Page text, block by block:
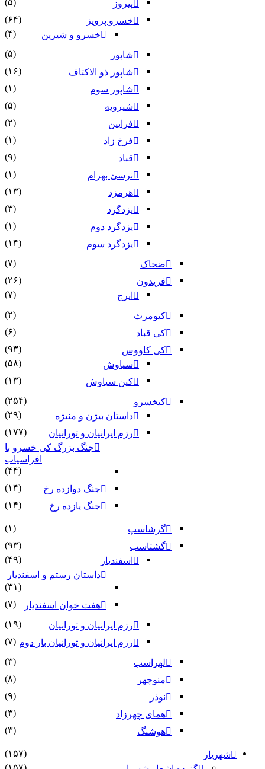
پیروز
خسرو پرویز
(۶۴)
خسرو و شیرین
(۴)
شاپور
(۵)
شاپور ذو الاکتاف
(۱۶)
شاپور سوم‏
(۱)
شیرویه
(۵)
فرایین
(۲)
فرخ زاد
(۱)
قباد
(۹)
نرسئ بهرام‏
(۱)
هرمزد
(۱۳)
یزدگرد
(۳)
یزدگرد دوم
(۱)
یزدگرد سوم
(۱۴)
ضحاک
(۷)
فریدون
(۲۶)
ایرج
(۷)
کیومرث
(۲)
کی قباد
(۶)
کی کاووس
(۹۳)
سیاوش
(۵۸)
کین سیاوش
(۱۳)
کیخسرو
(۲۵۴)
داستان بیژن و منیژه
(۲۹)
رزم ایرانیان و تورانیان
(۱۷۷)
جنگ بزرگ کی خسرو با
افراسیاب
(۴۴)
جنگ دوازده رخ
(۱۴)
جنگ یازده رخ
(۱۴)
گرشاسپ
(۱)
گشتاسب
(۹۳)
اسفندیار
(۴۹)
داستان رستم و اسفندیار
(۳۱)
هفت خوان اسفندیار
(۷)
رزم ایرانیان و تورانیان
(۱۹)
رزم ایرانیان و تورانیان بار دوم (۷)
لهراسب
(۳)
منوچهر
(۸)
نوذر
(۹)
هماى چهرزاد
(۳)
هوشنگ
(۳)
شهریار
(۱۵۷)